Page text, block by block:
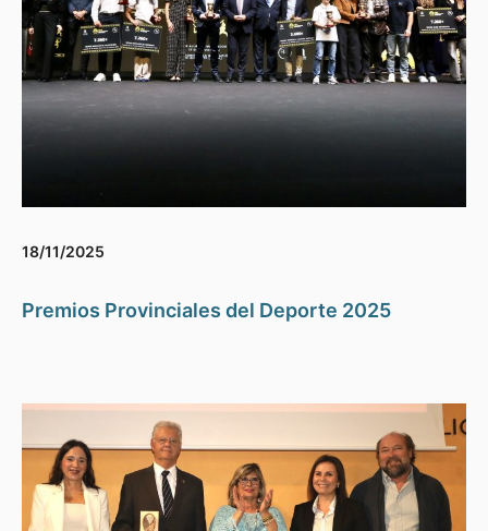
18/11/2025
Premios Provinciales del Deporte 2025